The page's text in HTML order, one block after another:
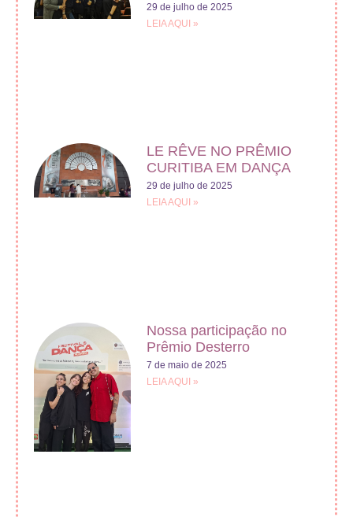
29 de julho de 2025
LEIA AQUI »
LE RÊVE NO PRÊMIO
CURITIBA EM DANÇA
29 de julho de 2025
LEIA AQUI »
Nossa participação no
Prêmio Desterro
7 de maio de 2025
LEIA AQUI »